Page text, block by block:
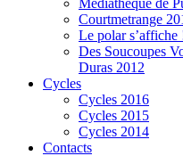
Courtmetrange
Le polar
Des Soucoupes
Duras 2012
Cycles
Cycles 2016
Cycles 2015
Cycles 2014
Contacts